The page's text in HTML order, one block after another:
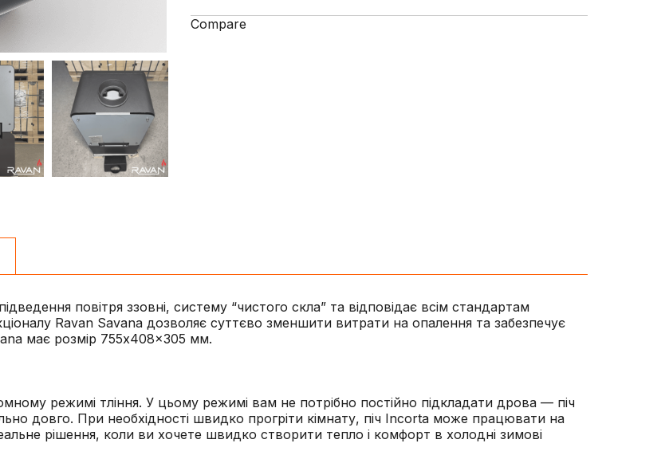
Compare
повітря ззовні, систему “чистого скла” та відповідає всім стандартам
Ravan Savana дозволяє суттєво зменшити витрати на опалення та забезпечує
має розмір 755x408x305 мм.
режимі тління. У цьому режимі вам не потрібно постійно підкладати дрова — піч
довго. При необхідності швидко прогріти кімнату, піч Incorta може працювати на
рішення, коли ви хочете швидко створити тепло і комфорт в холодні зимові